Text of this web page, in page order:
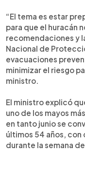
“El tema es estar
para que el huracán
recomendaciones y
Nacional de
evacuaciones
minimizar el riesgo
ministro.
El ministro explicó
uno de los mayos
en tanto junio se
últimos 54 años,
durante la semana